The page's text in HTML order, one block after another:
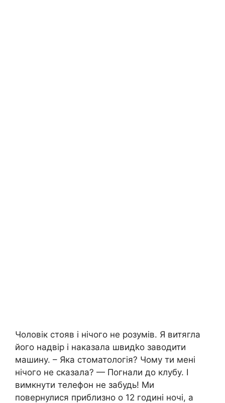
Чоловік стояв і нічого не розумів. Я витягла
його надвір і наказала швидkо заводити
машину. – Яка стоматологія? Чому ти мені
нічого не сказала? — Погнали до клубу. І
вимкнути телефон не забудь! Ми
повернулися приблизно о 12 годині ночі, а